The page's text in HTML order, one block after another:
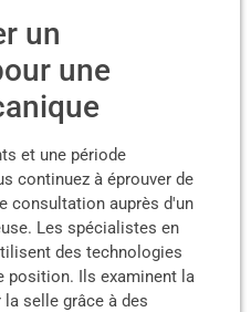
un
une
et une période
continuez à éprouver de
consultation auprès d'un
Les spécialistes en
des technologies
position. Ils examinent la
selle grâce à des